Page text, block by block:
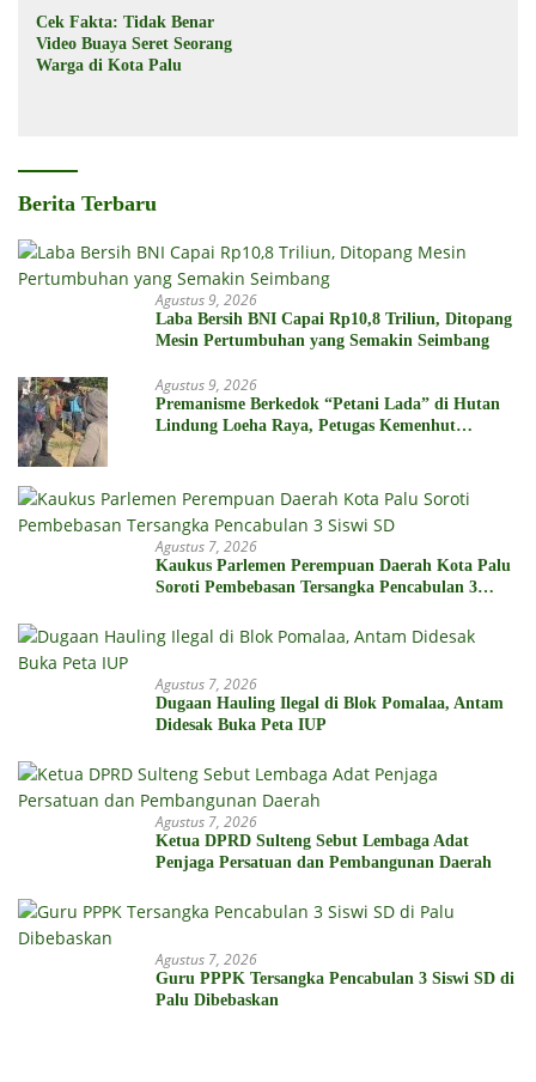
Cek Fakta: Tidak Benar
Video Buaya Seret Seorang
Warga di Kota Palu
Berita Terbaru
Agustus 9, 2026
Laba Bersih BNI Capai Rp10,8 Triliun, Ditopang
Mesin Pertumbuhan yang Semakin Seimbang
Agustus 9, 2026
Premanisme Berkedok “Petani Lada” di Hutan
Lindung Loeha Raya, Petugas Kemenhut
Agustus 7, 2026
Kaukus Parlemen Perempuan Daerah Kota Palu
Soroti Pembebasan Tersangka Pencabulan 3
Agustus 7, 2026
Dugaan Hauling Ilegal di Blok Pomalaa, Antam
Didesak Buka Peta IUP
Agustus 7, 2026
Ketua DPRD Sulteng Sebut Lembaga Adat
Penjaga Persatuan dan Pembangunan Daerah
Agustus 7, 2026
Guru PPPK Tersangka Pencabulan 3 Siswi SD di
Palu Dibebaskan